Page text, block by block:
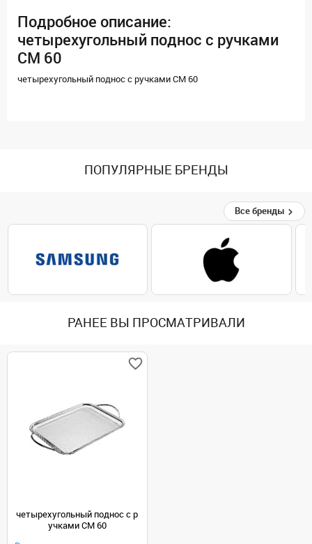
Подробное описание:
четырехугольный поднос с ручками
CM 60
четырехугольный поднос с ручками CM 60
ПОПУЛЯРНЫЕ БРЕНДЫ
Все бренды
РАНЕЕ ВЫ ПРОСМАТРИВАЛИ
четырехугольный поднос с р
учками CM 60